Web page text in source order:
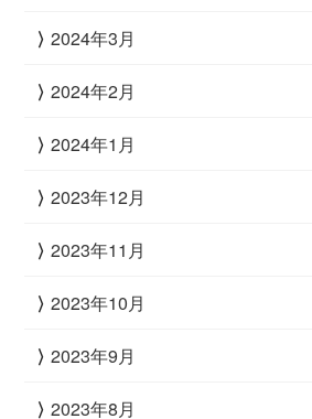
2024年3月
2024年2月
2024年1月
2023年12月
2023年11月
2023年10月
2023年9月
2023年8月